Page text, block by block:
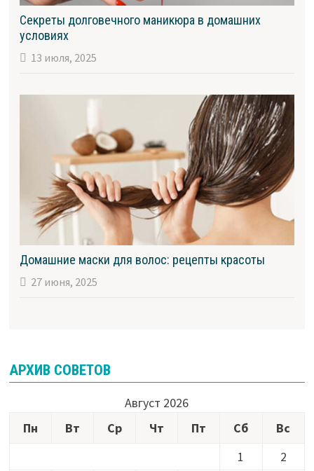
Секреты долговечного маникюра в домашних
условиях
13 июля, 2025
Домашние маски для волос: рецепты красоты
27 июня, 2025
АРХИВ СОВЕТОВ
Август 2026
Пн
Вт Ср Чт Пт Сб
Вс
1
2